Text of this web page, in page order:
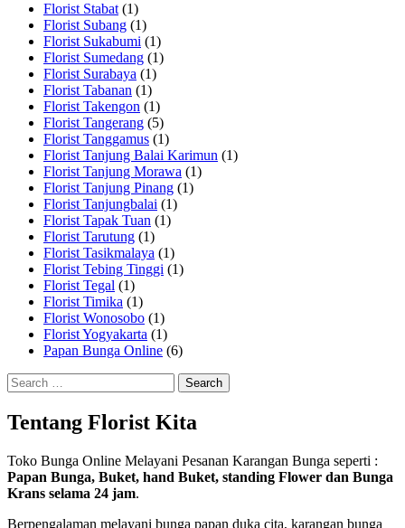
Florist Stabat (1)
Florist Subang (1)
Florist Sukabumi (1)
Florist Sumedang (1)
Florist Surabaya (1)
Florist Tabanan (1)
Florist Takengon (1)
Florist Tangerang (5)
Florist Tanggamus (1)
Florist Tanjung Balai Karimun (1)
Florist Tanjung Morawa (1)
Florist Tanjung Pinang (1)
Florist Tanjungbalai (1)
Florist Tapak Tuan (1)
Florist Tarutung (1)
Florist Tasikmalaya (1)
Florist Tebing Tinggi (1)
Florist Tegal (1)
Florist Timika (1)
Florist Wonosobo (1)
Florist Yogyakarta (1)
Papan Bunga Online (6)
Search
for:
Tentang Florist Kita
Toko Bunga Online Melayani Pesanan Karangan Bunga seperti :
Papan Bunga, Buket, hand Buket, standing Flower dan Bunga
Krans selama 24 jam.
Berpengalaman melayani bunga papan duka cita, karangan bunga